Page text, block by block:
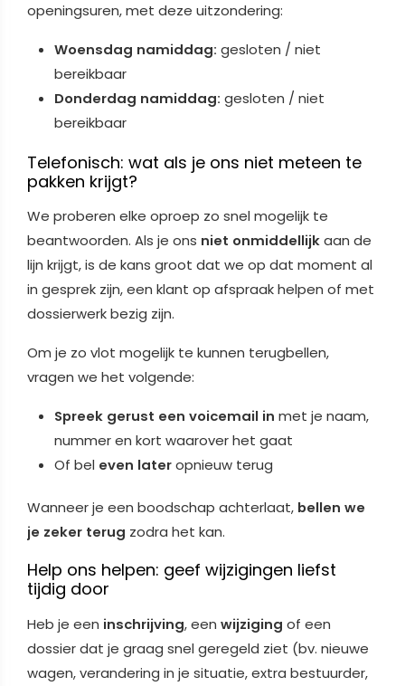
openingsuren, met deze uitzondering:
Woensdag namiddag: gesloten / niet
bereikbaar
Donderdag namiddag: gesloten / niet
bereikbaar
Telefonisch: wat als je ons niet meteen te
pakken krijgt?
We proberen elke oproep zo snel mogelijk te
beantwoorden. Als je ons niet onmiddellijkaan de
lijn krijgt, is de kans groot dat we op dat moment al
in gesprek zijn, een klant op afspraak helpen of met
dossierwerk bezig zijn.
Om je zo vlot mogelijk te kunnen terugbellen,
vragen we het volgende:
Spreek gerust een voicemail in met je naam,
nummer en kort waarover het gaat
Of bel even lateropnieuw terug
Wanneer je een boodschap achterlaat, bellen we
je zeker terug zodra het kan.
Help ons helpen: geef wijzigingen liefst
tijdig door
Heb je een inschrijving, een wijziging of een
dossier dat je graag snel geregeld ziet (bv. nieuwe
wagen, verandering in je situatie, extra bestuurder,